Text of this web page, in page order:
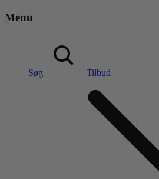
Menu
Søg Tilbud